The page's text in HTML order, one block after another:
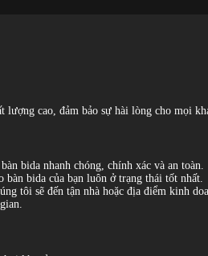
cao, đảm bảo sự hài lòng cho mọi
bida nhanh chóng, chính xác và an toàn.
bàn bida của bạn luôn ở trạng thái tốt nhất.
tôi sẽ đến tận nhà hoặc địa điểm kinh